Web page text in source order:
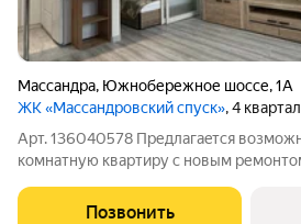
Массандра, Южнобережное шоссе,1А
ЖК «Массандровский спуск», 4
Арт. 136040578 Предлагaeтcя
комнатную квартиpу с новым
площадью 43 м(в площадь входит
Позвонить